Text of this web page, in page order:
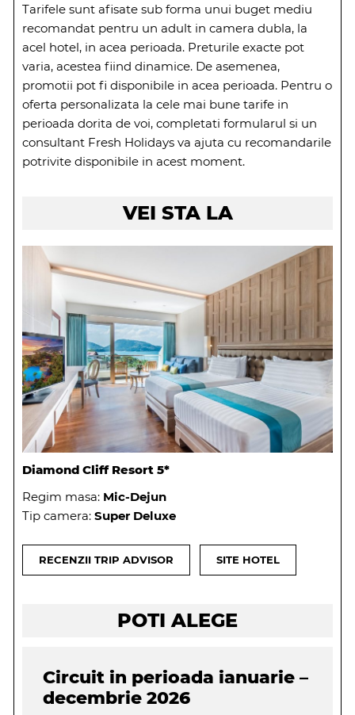
Tarifele sunt afisate sub forma unui buget mediu
recomandat pentru un adult in camera dubla, la
acel hotel, in acea perioada. Preturile exacte pot
varia, acestea fiind dinamice. De asemenea,
promotii pot fi disponibile in acea perioada. Pentru o
oferta personalizata la cele mai bune tarife in
perioada dorita de voi, completati formularul si un
consultant Fresh Holidays va ajuta cu recomandarile
potrivite disponibile in acest moment.
VEI STA LA
Diamond Cliff Resort 5*
Regim masa: Mic-Dejun
Tip camera: Super Deluxe
RECENZII TRIP ADVISOR SITE HOTEL
POTI ALEGE
Circuit in perioada ianuarie –
decembrie 2026